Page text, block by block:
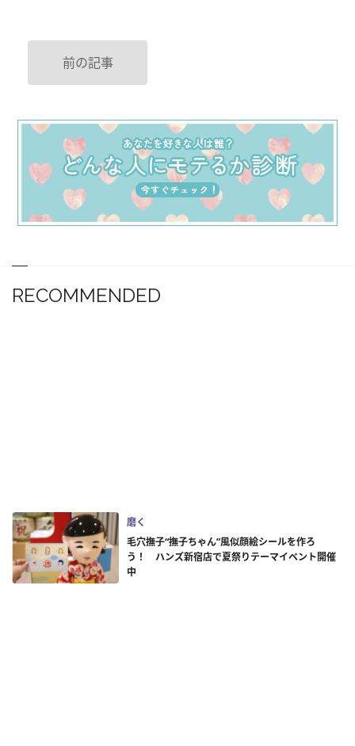
前の記事
RECOMMENDED
磨く
毛穴撫子“撫子ちゃん”風似顔絵シールを作ろ
う！ ハンズ新宿店で夏祭りテーマイベント開催
中